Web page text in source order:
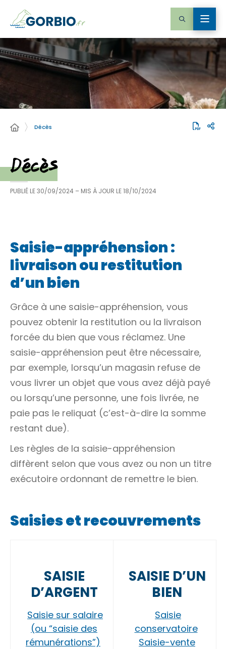
Décès
Décès
PUBLIÉ LE30/09/2024 – MIS À JOUR LE18/10/2024
Saisie-appréhension :
livraison ou restitution
d’un bien
Grâce à une saisie-appréhension, vous
pouvez obtenir la restitution ou la livraison
forcée du bien que vous réclamez. Une
saisie-appréhension peut être nécessaire,
par exemple, lorsqu’un magasin refuse de
vous livrer un objet que vous avez déjà payé
ou lorsqu’une personne, une fois livrée, ne
paie pas le reliquat (c’est-à-dire la somme
restant due).
Les règles de la saisie-appréhension
diffèrent selon que vous avez ou non un titre
exécutoire ordonnant de remettre le bien.
Saisies et recouvrements
SAISIE
D’ARGENT
Saisie sur salaire
(ou “saisie des
rémunérations”)
SAISIE D’UN
BIEN
Saisie
conservatoire
Saisie-vente